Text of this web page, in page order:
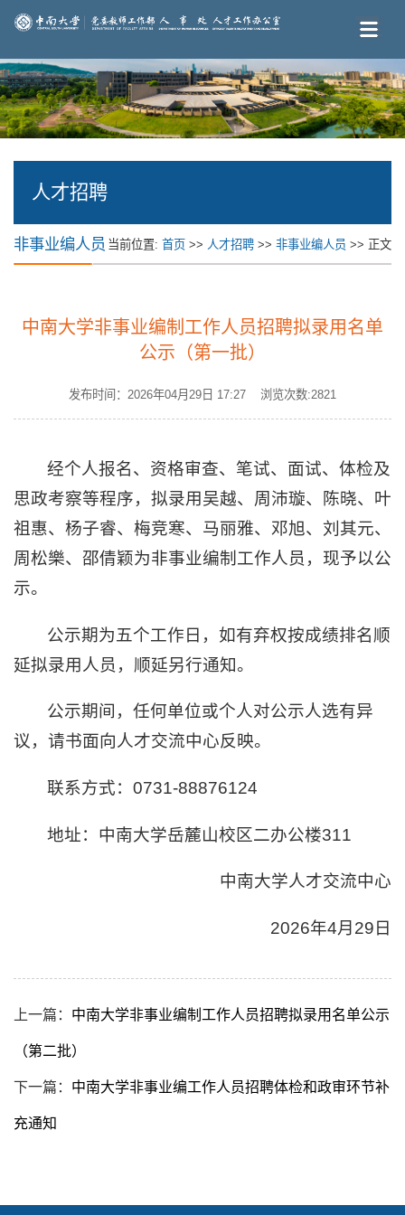
人才招聘
非事业编人员 当前位置: 首页 >> 人才招聘 >> 非事业编人员 >> 正文
中南大学非事业编制工作人员招聘拟录用名单
公示（第一批）
发布时间：2026年04月29日 17:27 浏览次数:2821
经个人报名、资格审查、笔试、面试、体检及
思政考察等程序，拟录用吴越、周沛璇、陈晓、叶
祖惠、杨子睿、梅竞寒、马丽雅、邓旭、刘其元、
周松樂、邵倩颖为非事业编制工作人员，现予以公
示。
公示期为五个工作日，如有弃权按成绩排名顺
延拟录用人员，顺延另行通知。
公示期间，任何单位或个人对公示人选有异
议，请书面向人才交流中心反映。
联系方式：0731-88876124
地址：中南大学岳麓山校区二办公楼311
中南大学人才交流中心
2026年4月29日
上一篇： 中南大学非事业编制工作人员招聘拟录用名单公示
（第二批）
下一篇： 中南大学非事业编工作人员招聘体检和政审环节补
充通知